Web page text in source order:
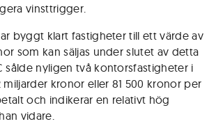
vinsttrigger.
byggt klart fastigheter till ett värde av
som kan säljas under slutet av detta
sålde nyligen två kontorsfastigheter i
kronor eller 81 500 kronor per
och indikerar en relativt hög
vidare.